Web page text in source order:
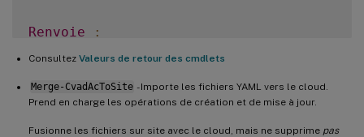
Renvoie :
Consultez Valeurs de retour des cmdlets
Merge-CvadAcToSite - Importe les fichiers YAML vers le cloud.
Prend en charge les opérations de création et de mise à jour.
Fusionne les fichiers sur site avec le cloud, mais ne supprime pas